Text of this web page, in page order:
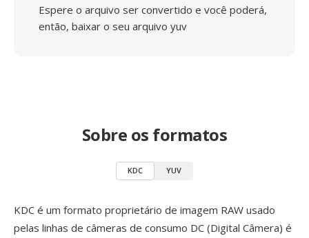
Espere o arquivo ser convertido e você poderá,
então, baixar o seu arquivo yuv
Sobre os formatos
KDC YUV
KDC é um formato proprietário de imagem RAW usado
pelas linhas de câmeras de consumo DC (Digital Câmera) é